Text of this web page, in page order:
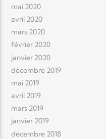
mai 2020
avril 2020
mars 2020
février 2020
janvier 2020
décembre 2019
mai 2019
avril 2019
mars 2019
janvier 2019
décembre 2018